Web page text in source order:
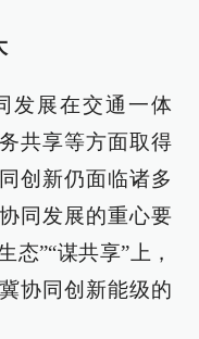
发展在交通一体
共享等方面取得
创新仍面临诸多
同发展的重心要
态”“谋共享”上，
协同创新能级的